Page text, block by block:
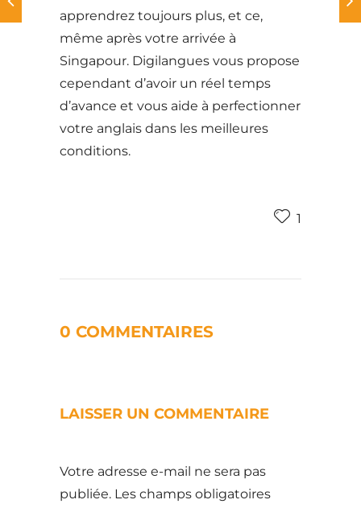
apprendrez toujours plus, et ce,
même après votre arrivée à
Singapour. Digilangues vous propose
cependant d’avoir un réel temps
d’avance et vous aide à perfectionner
votre anglais dans les meilleures
conditions.
1
0 COMMENTAIRES
LAISSER UN COMMENTAIRE
Votre adresse e-mail ne sera pas
publiée. Les champs obligatoires